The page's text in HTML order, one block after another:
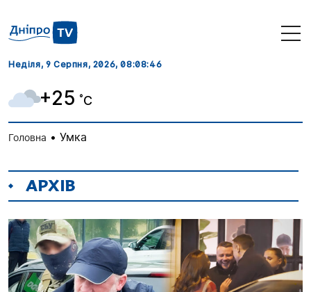
Неділя, 9 Серпня, 2026, 08:08:47
+25 ˚C
Головна • Умка
АРХІВ